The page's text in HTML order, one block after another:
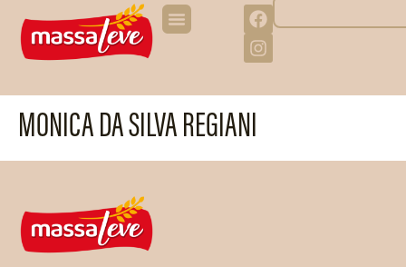
MONICA DA SILVA REGIANI